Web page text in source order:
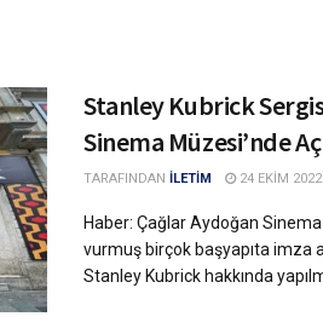
Stanley Kubrick
Sinema Müzesi’nde
TARAFINDAN İLETİM 24 EKIM 2022
Haber: Çağlar Aydoğan
vurmuş birçok başyapıta imza
Stanley Kubrick hakkında